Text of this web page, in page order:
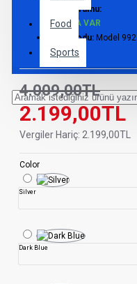
Food
Sports
4.009,00TL
2.199,00TL
Vergiler Hariç: 2.199,00TL
Stok Durumu:
STOKTA VAR
Ürün Kodu: Model 992
Color
Silver
Dark Blue